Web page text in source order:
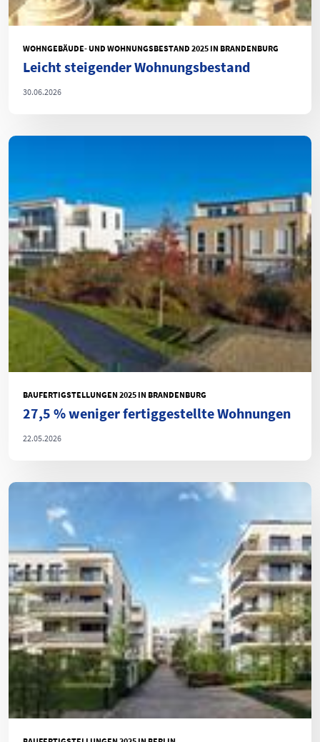
WOHNGEBÄUDE- UND WOHNUNGSBESTAND 2025 IN BRANDENBURG
Leicht steigender Wohnungsbestand
30.06.2026
BAUFERTIGSTELLUNGEN 2025 IN BRANDENBURG
27,5 % weniger fertiggestellte Wohnungen
22.05.2026